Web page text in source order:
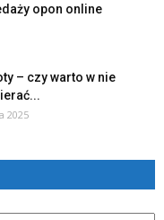
opon online
– czy warto w nie
2025